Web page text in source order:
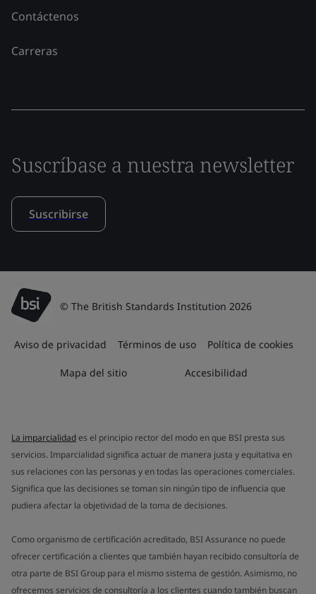
Contáctenos
Carreras
Suscríbase a nuestra newsletter
Suscribirse
© The British Standards Institution 2026
Aviso de privacidad Términos de uso Política de cookies
Mapa del sitio Accesibilidad
La imparcialidades el principio rector del modo en que BSI presta sus
servicios. Imparcialidad significa actuar de manera justa y equitativa en
sus relaciones con las personas y en todas las operaciones comerciales.
Significa que las decisiones se toman sin ningún tipo de influencia que
pudiera afectar la objetividad de la toma de decisiones.
Como organismo de certificación acreditado, BSI Assurance no puede
ofrecer certificación a clientes que también hayan recibido consultoría de
otra parte de BSI Group para el mismo sistema de gestión. Asimismo, no
ofrecemos servicios de consultoría a los clientes cuando también buscan